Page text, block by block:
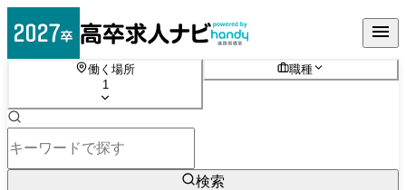
働く場所
1
職種
検索